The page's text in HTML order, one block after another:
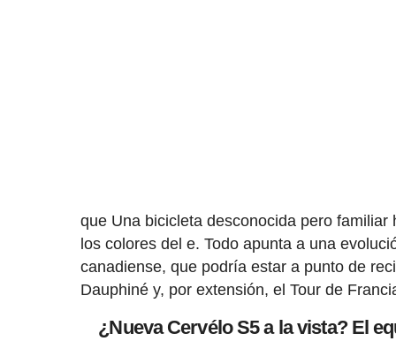
que Una bicicleta desconocida pero
los colores del e. Todo apunta a una
canadiense, que podría estar a punto de
Dauphiné y, por extensión, el Tour de
¿Nueva Cervélo S5 a la vista? El